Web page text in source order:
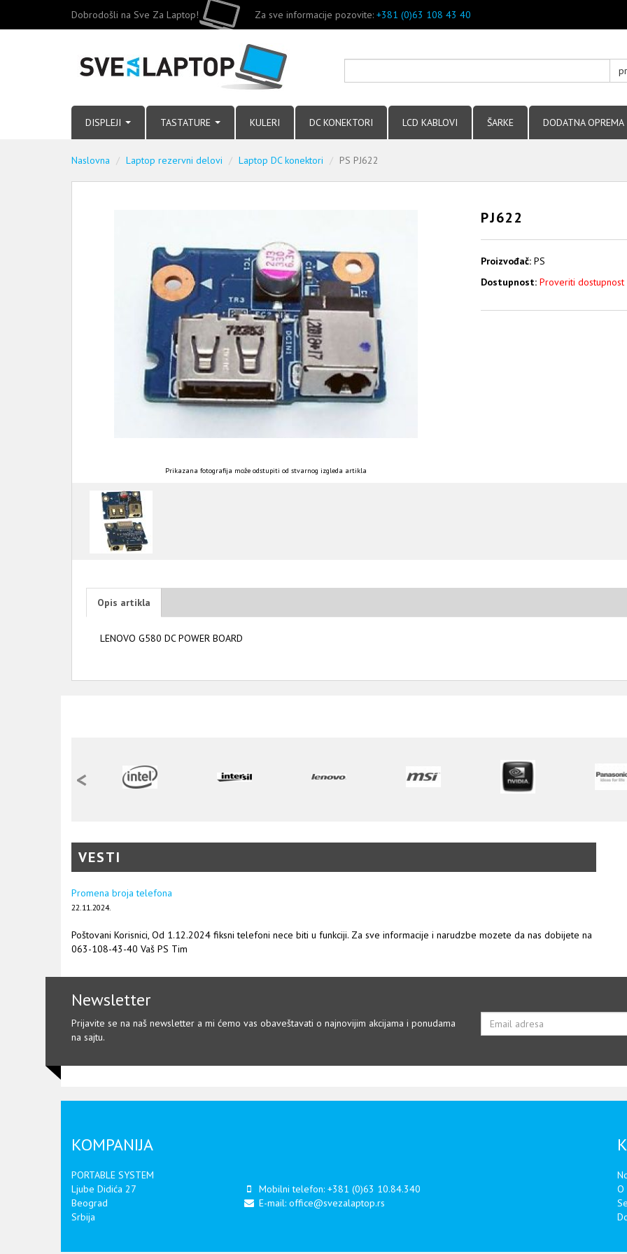
Dobrodošli na Sve Za Laptop! Za sve informacije pozovite: +381 (0)63 108 43 40
DISPLEJI TASTATURE KULERI DC KONEKTORI LCD KABLOVI ŠARKE DODATNA OPREMA
Naslovna Laptop rezervni delovi Laptop DC konektori PS PJ622
Prikazana fotografija može odstupiti od stvarnog izgleda artikla
PJ622
Proizvođač:PS
Dostupnost: Proveriti dostupnost
Opis artikla
LENOVO G580 DC POWER BOARD
<
VESTI
Promena broja telefona
22.11.2024.
Poštovani Korisnici, Od 1.12.2024 fiksni telefoni nece biti u funkciji. Za sve informacije i narudzbe mozete da nas dobijete na
063-108-43-40 Vaš PS Tim
Newsletter
Prijavite se na naš newsletter a mi ćemo vas obaveštavati o najnovijim akcijama i ponudama
na sajtu.
KOMPANIJA
PORTABLE SYSTEM
Ljube Didića 27
Beograd
Srbija
Mobilni telefon: +381 (0)63 10.84.340
E-mail: office@svezalaptop.rs
O